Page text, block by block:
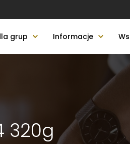
grup Informacje
320g